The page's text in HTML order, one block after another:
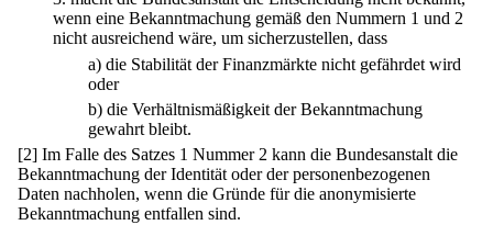
wenn eine Bekanntmachung gemäß den Nummern 1 und 2
nicht ausreichend wäre, um sicherzustellen, dass
a) die Stabilität der Finanzmärkte nicht gefährdet wird
oder
b) die Verhältnismäßigkeit der Bekanntmachung
gewahrt bleibt.
[2] Im Falle des Satzes 1 Nummer 2 kann die Bundesanstalt die
Bekanntmachung der Identität oder der personenbezogenen
Daten nachholen, wenn die Gründe für die anonymisierte
Bekanntmachung entfallen sind.